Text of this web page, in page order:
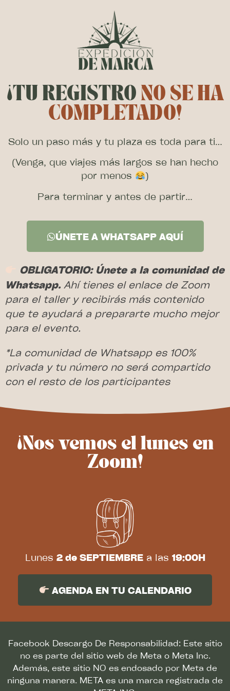
¡TU REGISTRO NO SE HA
COMPLETADO!
Solo un paso más y tu plaza es toda para ti…
(Venga, que viajes más largos se han hecho
por menos
)
Para terminar y antes de partir…
ÚNETE A WHATSAPP AQUÍ
OBLIGATORIO: Únete a la comunidad de
Whatsapp.Ahí tienes el enlace de Zoom
para el taller y recibirás más contenido
que te ayudará a prepararte mucho mejor
para el evento.
*La comunidad de Whatsapp es 100%
privada y tu número no será compartido
con el resto de los participantes
¡Nos vemos el lunes en
Zoom!
Lunes 2 de SEPTIEMBREa las 19:00H
AGENDA EN TU CALENDARIO
Facebook Descargo De Responsabilidad: Este sitio
no es parte del sitio web de Meta o Meta Inc.
Además, este sitio NO es endosado por Meta de
ninguna manera. META es una marca registrada de